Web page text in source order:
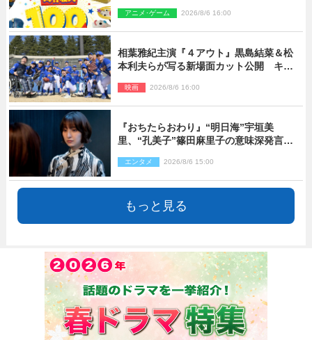
アニメ･ゲーム 2026/8/6 16:00
相葉雅紀主演『４アウト』黒島結菜＆松
本利夫らが写る新場面カット公開 キャ
映画 2026/8/6 16:00
『おちたらおわり』“明日海”宇垣美
里、“孔美子”篠田麻里子の意味深発言に
開」
エンタメ 2026/8/6 15:00
もっと見る